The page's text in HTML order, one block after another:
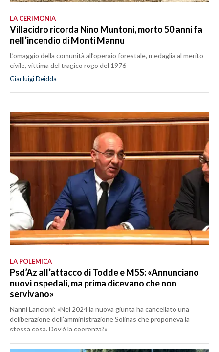
LA CERIMONIA
Villacidro ricorda Nino Muntoni, morto 50 anni fa
nell’incendio di Monti Mannu
L’omaggio della comunità all’operaio forestale, medaglia al merito
civile, vittima del tragico rogo del 1976
Gianluigi Deidda
LA POLEMICA
Psd’Az all’attacco di Todde e M5S: «Annunciano
nuovi ospedali, ma prima dicevano che non
servivano»
Nanni Lancioni: «Nel 2024 la nuova giunta ha cancellato una
deliberazione dell’amministrazione Solinas che proponeva la
stessa cosa. Dov’è la coerenza?»